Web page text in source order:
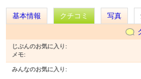
基本情報 クチコミ 写真
じぶんのお気に入り:
メモ:
みんなのお気に入り: